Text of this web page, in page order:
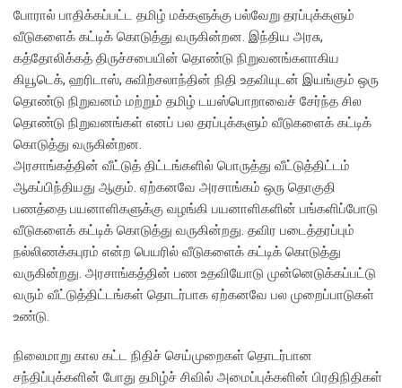
போரால் பாதிக்கப்பட்ட தமிழ் மக்களுக்கு பல்வேறு தரப்புக்களும்
வீடுகளைக் கட்டிக் கொடுத்து வருகின்றன. இந்திய அரசு,
கத்தோலிக்கத் திருச்சபையின் தொண்டு நிறுவனங்களாகிய
கியூடெக், ஹரிடாஸ், சுவிற்சலாந்தின் நிதி உதவியுடன் இயங்கும் ஒரு
தொண்டு நிறுவனம் மற்றும் தமிழ் டயஸ்பொறாவைச் சேர்ந்த சில
தொண்டு நிறுவனங்கள் எனப் பல தரப்புக்களும் வீடுகளைக் கட்டிக்
கொடுத்து வருகின்றன.
அரசாங்கத்தின் வீட்டுத் திட்டங்களில் பொருத்து வீட்டுத்திட்டம்
ஆகப்பிந்தியது ஆகும். ஏற்கனவே அரசாங்கம் ஒரு தொகுதி
பணத்தை பயனாளிகளுக்கு வழங்கி பயனாளிகளின் பங்களிப்போடு
வீடுகளைக் கட்டிக் கொடுத்து வருகின்றது. தவிர படைத்தரப்பும்
நல்லிணக்கபுரம் என்ற பெயரில் வீடுகளைக் கட்டிக் கொடுத்து
வருகின்றது. அரசாங்கத்தின் பண உதவியோடு முன்னெடுக்கப்பட்டு
வரும் வீட்டுத்திட்டங்கள் தொடர்பாக ஏற்கனவே பல முறைப்பாடுகள்
உண்டு.
நிலைமாறு கால கட்ட நிதிச் செய்முறைகள் தொடர்பான
சந்திப்புக்களின் போது தமிழ்ச் சிவில் அமைப்புக்களின் பிரதிநிதிகள்